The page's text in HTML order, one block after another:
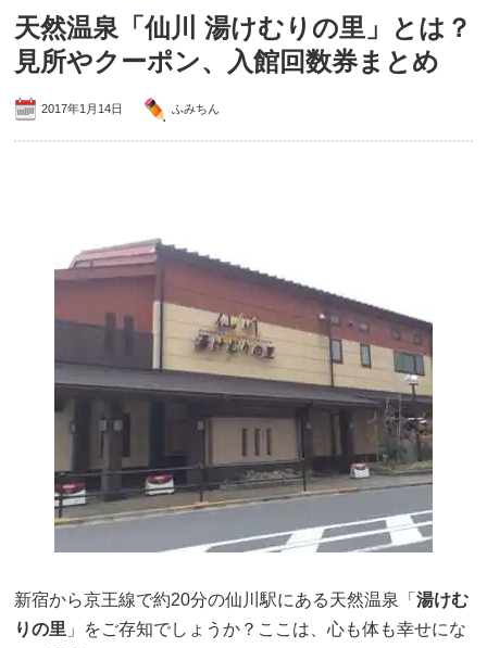
天然温泉「仙川 湯けむりの里」とは？
見所やクーポン、入館回数券まとめ
2017年1月14日 ふみちん
新宿から京王線で約20分の仙川駅にある天然温泉「湯けむ
りの里 」をご存知でしょうか？ここは、心も体も幸せにな